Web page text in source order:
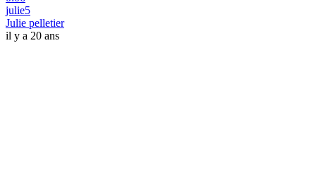
julie5
Julie pelletier
il y a 20 ans